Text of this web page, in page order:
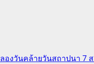
องวันคล้ายวันสถาปนา 7